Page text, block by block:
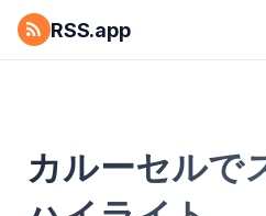
RSS.app
カルーセルで